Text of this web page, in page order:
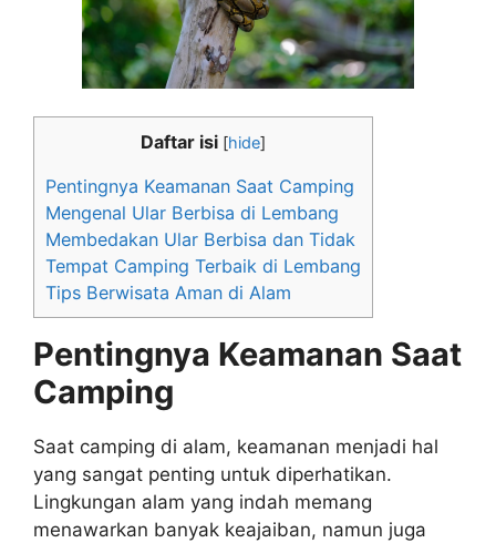
Daftar isi [hide]
Pentingnya Keamanan Saat Camping
Mengenal Ular Berbisa di Lembang
Membedakan Ular Berbisa dan Tidak
Tempat Camping Terbaik di Lembang
Tips Berwisata Aman di Alam
Pentingnya Keamanan Saat
Camping
Saat camping di alam, keamanan menjadi hal
yang sangat penting untuk diperhatikan.
Lingkungan alam yang indah memang
menawarkan banyak keajaiban, namun juga